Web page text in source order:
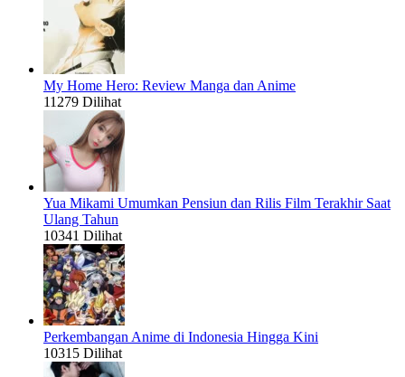
My Home Hero: Review Manga dan Anime
11279 Dilihat
Yua Mikami Umumkan Pensiun dan Rilis Film Terakhir Saat
Ulang Tahun
10341 Dilihat
Perkembangan Anime di Indonesia Hingga Kini
10315 Dilihat